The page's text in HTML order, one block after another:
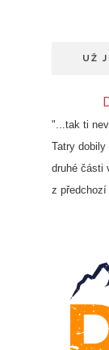
UŽ
"...tak ti
Tatry
druhé části
z předchozí